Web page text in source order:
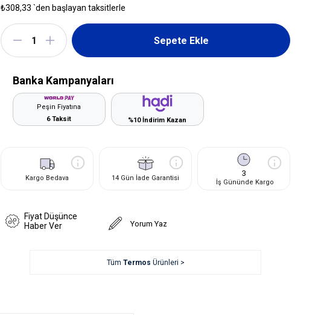
₺308,33 `den başlayan taksitlerle
Banka Kampanyaları
Peşin Fiyatına
6 Taksit
%10 İndirim Kazan
Kargo Bedava 14 Gün İade Garantisi 3
İş Gününde Kargo
Fiyat Düşünce
Haber Ver
Yorum Yaz
Tüm Termos Ürünleri >